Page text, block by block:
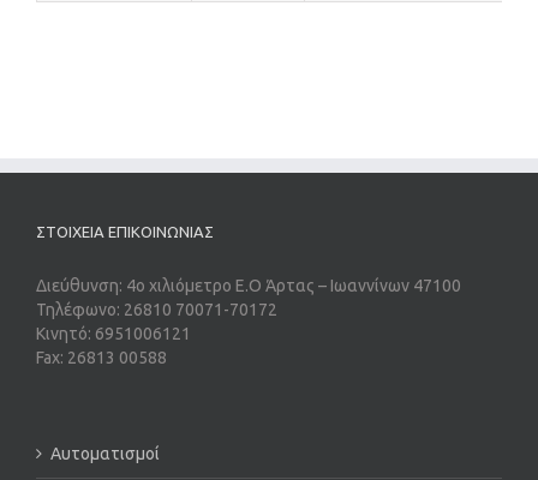
ΣΤΟΙΧΕΙΑ ΕΠΙΚΟΙΝΩΝΙΑΣ
Διεύθυνση: 4ο χιλιόμετρο Ε.Ο Άρτας – Ιωαννίνων 47100
Τηλέφωνο: 26810 70071-70172
Κινητό: 6951006121
Fax: 26813 00588
Αυτοματισμοί